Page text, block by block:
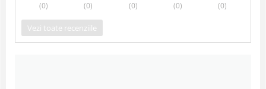
(0) (0) (0) (0) (0)
Vezi toate recenziile